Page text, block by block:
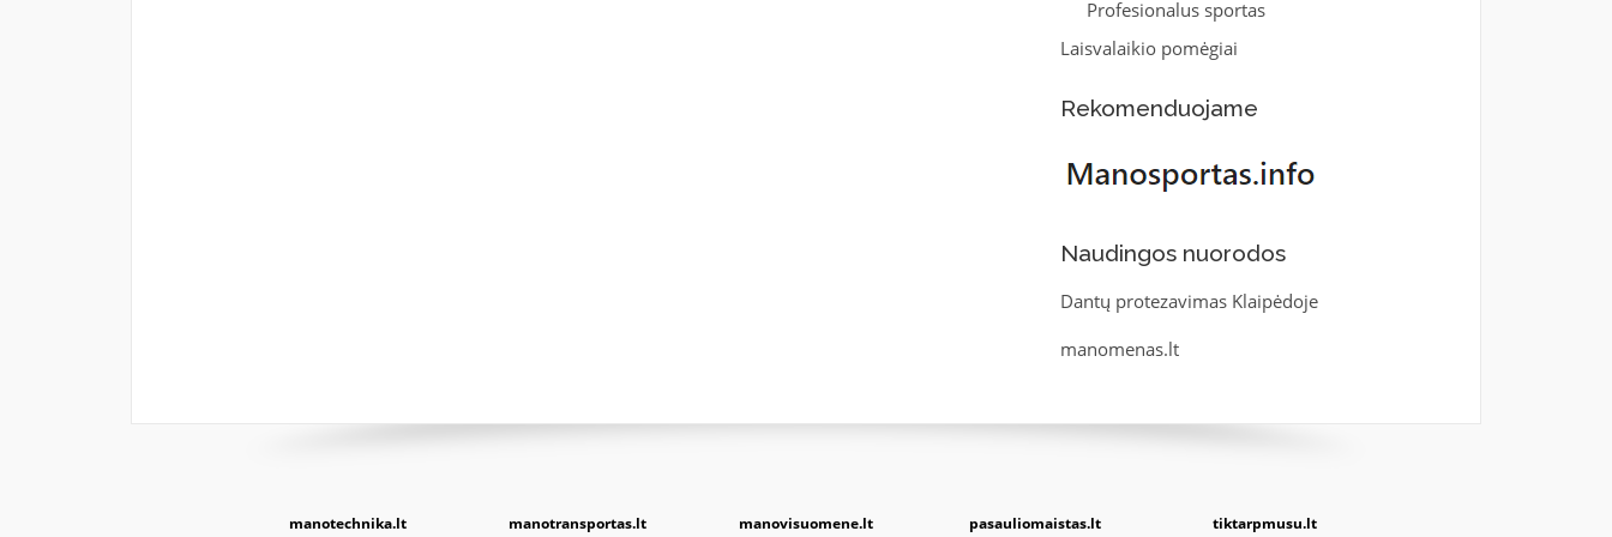
Profesionalus sportas
Laisvalaikio pomėgiai
Rekomenduojame
Naudingos nuorodos
Dantų protezavimas Klaipėdoje
manomenas.lt
manotechnika.lt manotransportas.lt manovisuomene.lt pasauliomaistas.lt tiktarpmusu.lt